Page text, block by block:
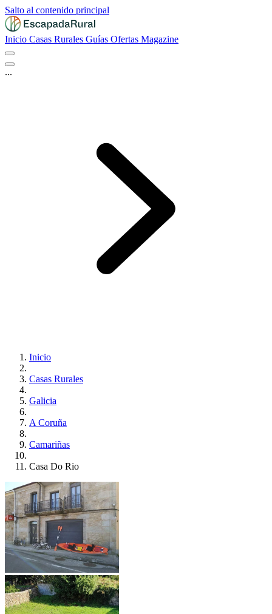
Salto al contenido principal
Inicio Casas Rurales Guías Ofertas Magazine
...
Inicio
Casas Rurales
Galicia
A Coruña
Camariñas
Casa Do Rio